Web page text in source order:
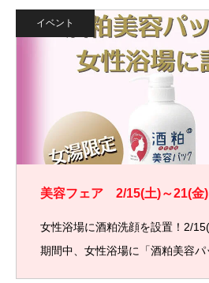
イベント
美容フェア 2/15(土)～21(金)
女性浴場に酒粕洗顔を設置！2/
期間中、女性浴場に「酒粕美容パ